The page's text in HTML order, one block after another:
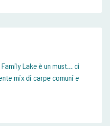
Lake è un must... ci
mix di carpe comuni e